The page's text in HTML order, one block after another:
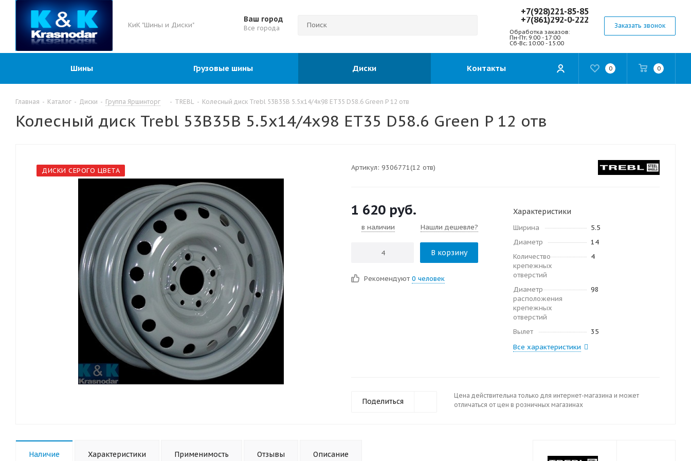
КиК "Шины и Диски"
Ваш город
Все города
+7(928)221-85-85
+7(861)292-0-222
Обработка заказов:
Пн-Пт; 9:00 - 17:00
Сб-Вс; 10:00 - 15:00
Заказать звонок
0 0
Шины Грузовые шины Диски Контакты
Главная - Каталог - Диски - Группа Яршинторг - TREBL - Колесный диск Trebl 53B35B 5.5x14/4x98 ET35 D58.6 Green P 12 отв
Колесный диск Trebl 53B35B 5.5x14/4x98 ET35 D58.6 Green P 12 отв
ДИСКИ СЕРОГО ЦВЕТА Артикул: 9306771(12 отв)
1 620 руб.
в наличии Нашли дешевле?
В корзину
Рекомендуют 0 человек
Характеристики
Ширина
5.5
Диаметр
14
Количество
крепежных
отверстий
4
Диаметр
расположения
крепежных
отверстий
98
Вылет
35
Все характеристики
Поделиться
Цена действительна только для интернет-магазина и может
отличаться от цен в розничных магазинах
Наличие Характеристики Применимость Отзывы Описание